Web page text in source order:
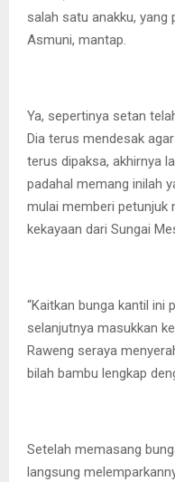
salah satu anakku, yang
Asmuni, mantap.
Ya, sepertinya setan
Dia terus mendesak
terus dipaksa, akhirnya
padahal memang inilah
mulai memberi petunjuk
kekayaan dari Sungai
“Kaitkan bunga kantil ini
selanjutnya masukkan
Raweng seraya
bilah bambu lengkap
Setelah memasang
langsung